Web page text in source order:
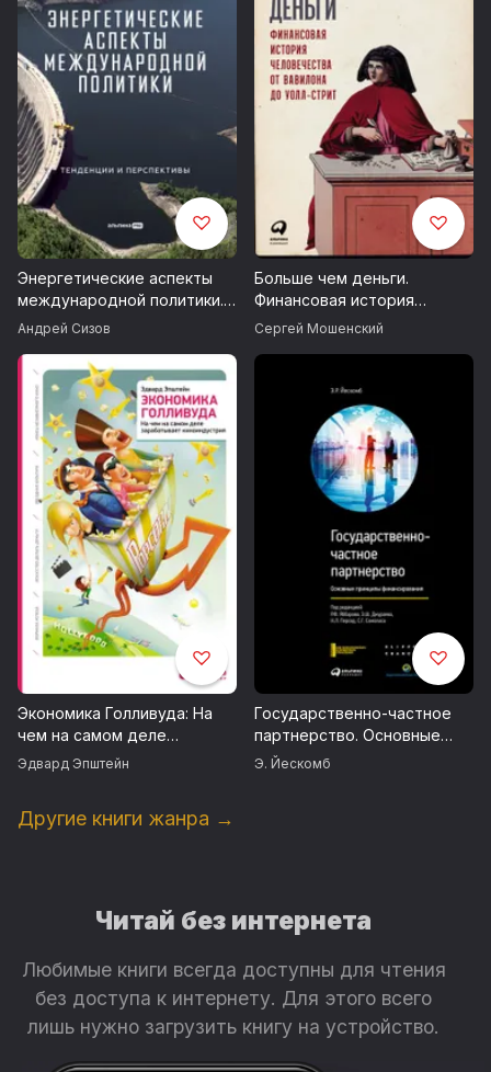
Энергетические аспекты
международной политики.
Тенденции и перспективы
Андрей Сизов
Больше чем деньги.
Финансовая история
человечества от Вавилона
Сергей Мошенский
Экономика Голливуда: На
чем на самом деле
зарабатывает
Эдвард Эпштейн
Государственно-частное
партнерство. Основные
принципы финансирования
Э. Йескомб
Другие книги жанра →
Читай без интернета
Любимые книги всегда доступны для чтения
без доступа к интернету. Для этого всего
лишь нужно загрузить книгу на устройство.